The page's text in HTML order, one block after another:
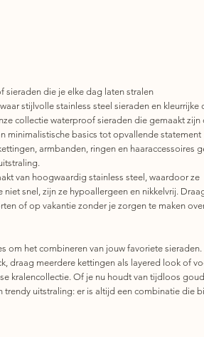
sieraden die je elke dag laten stralen
stijlvolle stainless steel sieraden en kleurrijke
collectie waterproof sieraden die gemaakt zijn
minimalistische basics tot opvallende statement
armbanden, ringen en haaraccessoires
van hoogwaardig stainless steel, waardoor ze
niet snel, zijn ze hypoallergeen en nikkelvrij.
of op vakantie zonder je zorgen te maken
om het combineren van jouw favoriete sieraden.
draag meerdere kettingen als layered look of
kralencollectie. Of je nu houdt van tijdloos
trendy uitstraling: er is altijd een combinatie die